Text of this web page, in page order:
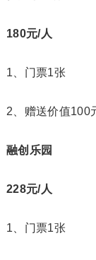
180元/人
1、门票1张
2、赠送价值100
融创乐园
228元/人
1、门票1张